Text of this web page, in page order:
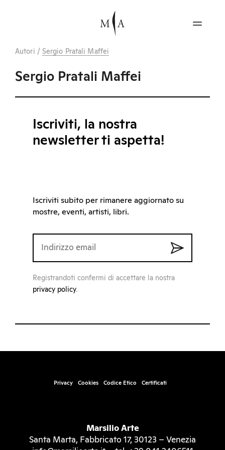
Autori / Sergio Pratali Maffei
Sergio Pratali Maffei
Iscriviti, la nostra
newsletter ti aspetta!
Iscriviti subito per rimanere aggiornato su
mostre, eventi, artisti, libri.
Registrandoti confermi di accettare la nostra
privacy policy.
Privacy Cookies Codice Etico Certificati
Marsilio Arte
Santa Marta, Fabbricato 17, 30123 – Venezia